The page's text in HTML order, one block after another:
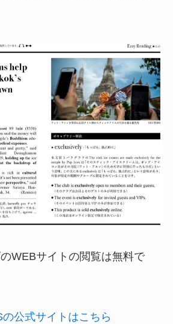
WEBサイトの閲覧は無料で
公式サイトはこちら